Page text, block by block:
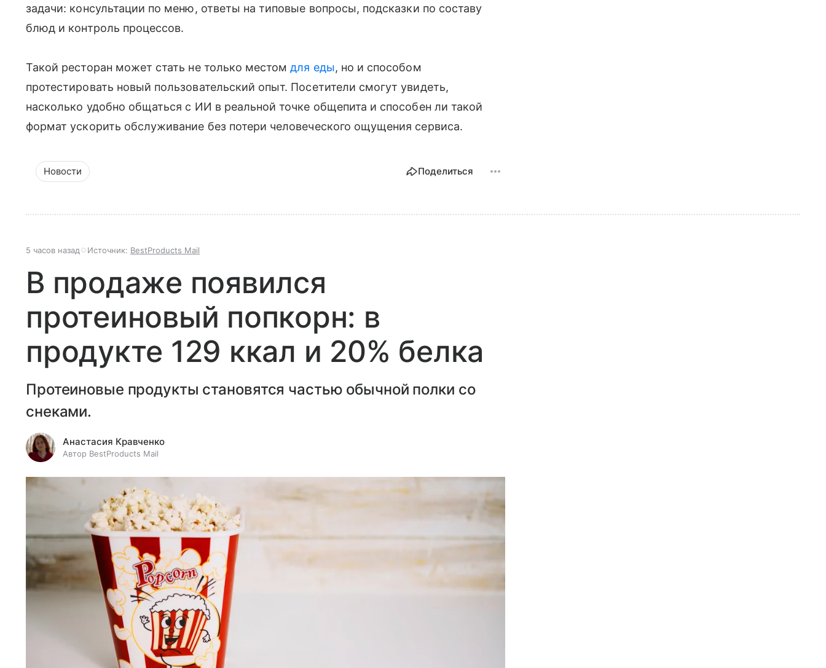
задачи: консультации по меню, ответы на типовые вопросы, подсказки по составу
блюд и контроль процессов.
Такой ресторан может стать не только местомдля еды, но и способом
протестировать новый пользовательский опыт. Посетители смогут увидеть,
насколько удобно общаться с ИИ в реальной точке общепита и способен ли такой
формат ускорить обслуживание без потери человеческого ощущения сервиса.
Новости Поделиться
5 часов назад Источник: BestProducts Mail
В продаже появился
протеиновый попкорн: в
продукте 129 ккал и 20% белка
Протеиновые продукты становятся частью обычной полки со
снеками.
Анастасия Кравченко
Автор BestProducts Mail